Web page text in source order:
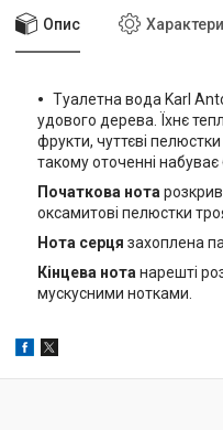
Опис
Туалетна вода Karl
удового дерева. Їхнє
фрукти, чуттєві
такому оточенні
Початкова нота
оксамитові пелюстки
Нота серця захоплена
Кінцева нотанарешті
мускусними нотками.